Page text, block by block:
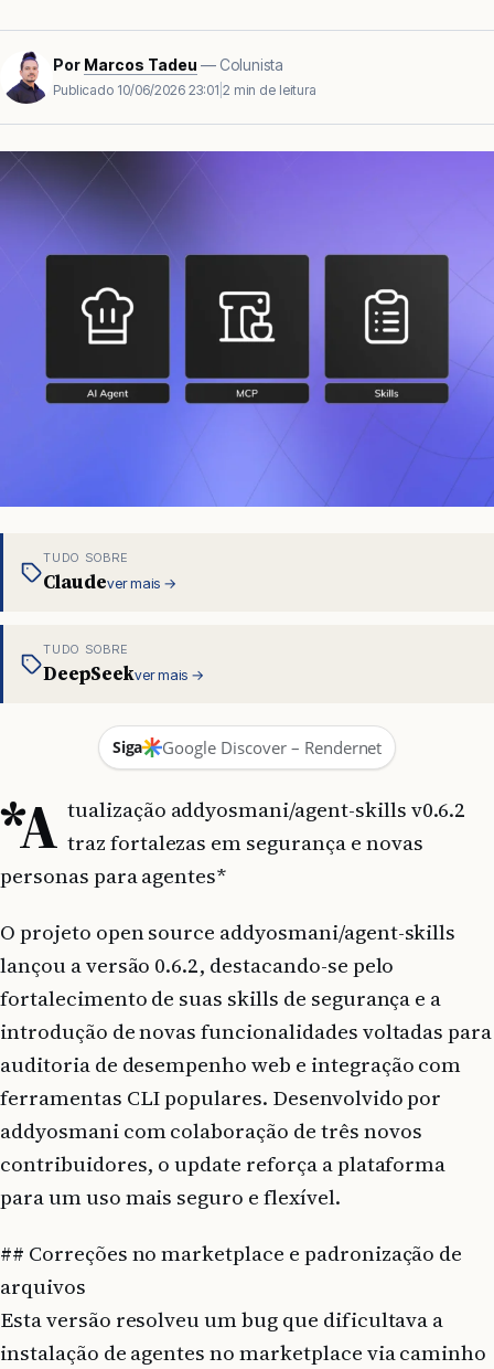
Por Marcos Tadeu — Colunista
Publicado 10/06/2026 23:01 2 min de leitura
TUDO SOBRE
Claudever mais →
TUDO SOBRE
DeepSeekver mais →
Siga Google Discover – Rendernet
*A tualização addyosmani/agent-skills v0.6.2
traz fortalezas em segurança e novas
personas para agentes*
O projeto open source addyosmani/agent-skills
lançou a versão 0.6.2, destacando-se pelo
fortalecimento de suas skills de segurança e a
introdução de novas funcionalidades voltadas para
auditoria de desempenho web e integração com
ferramentas CLI populares. Desenvolvido por
addyosmani com colaboração de três novos
contribuidores, o update reforça a plataforma
para um uso mais seguro e flexível.
## Correções no marketplace e padronização de
arquivos
Esta versão resolveu um bug que dificultava a
instalação de agentes no marketplace via caminho